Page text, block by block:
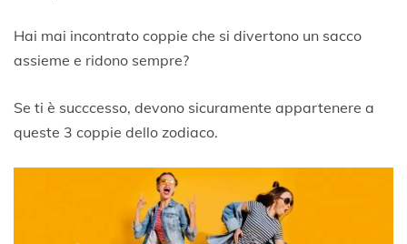
G
u
n
2
Hai mai incontrato coppie che si divertono un sacco
assieme e ridono sempre?
Se ti è succcesso, devono sicuramente appartenere a
queste 3 coppie dello zodiaco.